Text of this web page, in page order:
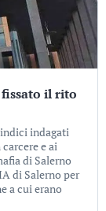
il rito
indagati
e ai
di Salerno
di Salerno per
a cui erano